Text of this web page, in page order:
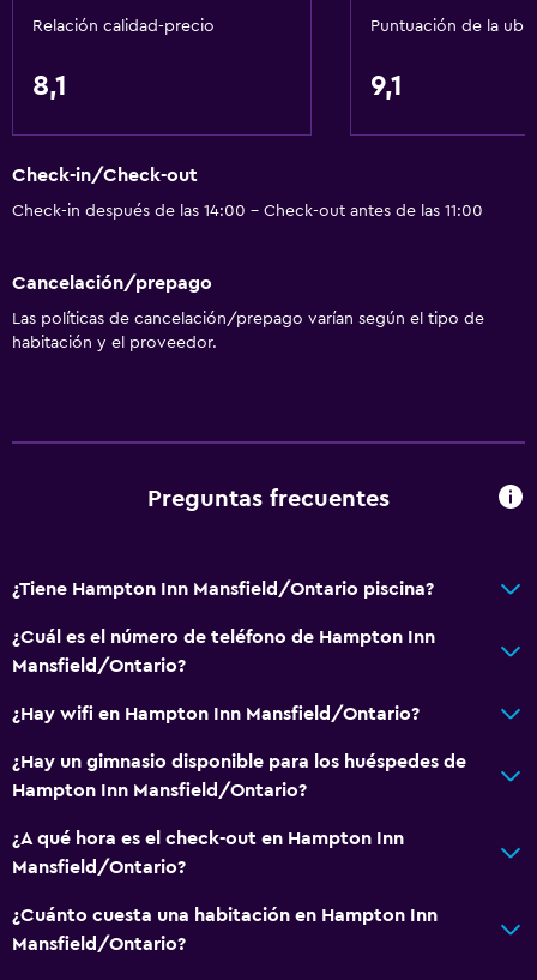
Relación calidad-precio
8,1
Puntuación de la
9,1
Check-in/Check-out
Check-in después de las 14:00 - Check-out antes de las 11:00
Cancelación/prepago
Las políticas de cancelación/prepago varían según el tipo de
habitación y el proveedor.
Preguntas frecuentes
¿Tiene Hampton Inn Mansfield/Ontario piscina?
¿Cuál es el número de teléfono de Hampton Inn
Mansfield/Ontario?
¿Hay wifi en Hampton Inn Mansfield/Ontario?
¿Hay un gimnasio disponible para los huéspedes de
Hampton Inn Mansfield/Ontario?
¿A qué hora es el check-out en Hampton Inn
Mansfield/Ontario?
¿Cuánto cuesta una habitación en Hampton Inn
Mansfield/Ontario?